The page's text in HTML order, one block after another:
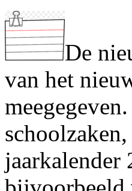
De
van het
jaarkalender